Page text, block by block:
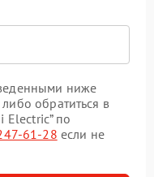
ниже
обратиться в
Electric” по
61-28 если не